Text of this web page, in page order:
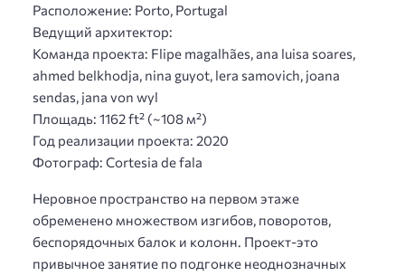
Расположение: Porto, Portugal
Ведущий архитектор:
Команда проекта: Flipe magalhães, ana luisa soares,
ahmed belkhodja, nina guyot, lera samovich, joana
sendas, jana von wyl
Площадь: 1162 ft² (~108 м²)
Год реализации проекта: 2020
Фотограф: Cortesia de fala
Неровное пространство на первом этаже
обременено множеством изгибов, поворотов,
беспорядочных балок и колонн. Проект-это
привычное занятие по подгонке неоднозначных